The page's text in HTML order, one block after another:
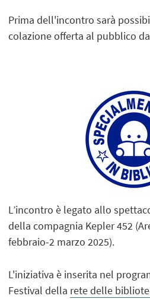
Prima dell'incontro sarà
colazione offerta al pubblico
L’incontro è legato allo
della compagnia Kepler 452
febbraio-2 marzo 2025).
L'iniziativa è inserita nel
Festival della rete delle